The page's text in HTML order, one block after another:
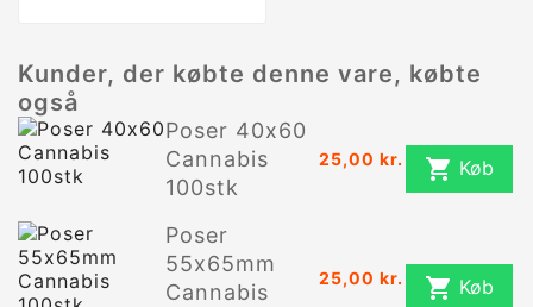
Kunder, der købte denne vare, købte
også
Poser 40x60
Cannabis
100stk
25,00 kr.  Køb
Poser
55x65mm
Cannabis
25,00 kr.  Køb